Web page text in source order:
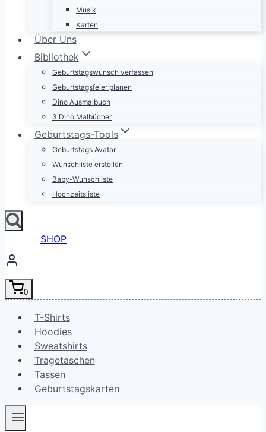
Musik
Karten
Über Uns
Bibliothek
Geburtstagswunsch verfassen
Geburtstagsfeier planen
Dino Ausmalbuch
3 Dino Malbücher
Geburtstags-Tools
Geburtstags Avatar
Wunschliste erstellen
Baby-Wunschliste
Hochzeitsliste
SHOP
0
T-Shirts
Hoodies
Sweatshirts
Tragetaschen
Tassen
Geburtstagskarten